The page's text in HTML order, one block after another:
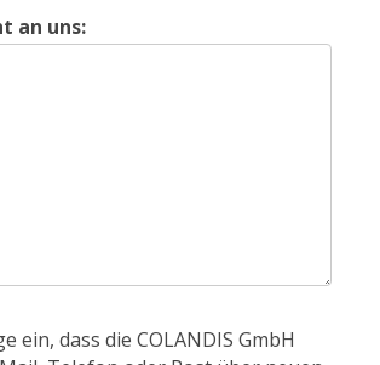
an uns:
ein, dass die COLANDIS GmbH